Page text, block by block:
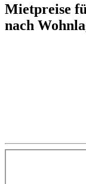
Mietpreise
nach